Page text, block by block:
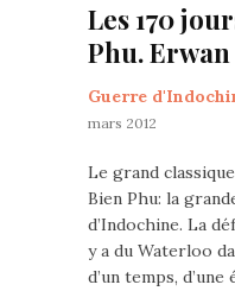
Les 170
Phu.
Guerre
mars 2012
Le grand
Bien Phu: la
d’Indochine. La
y a du Waterloo
d’un temps,